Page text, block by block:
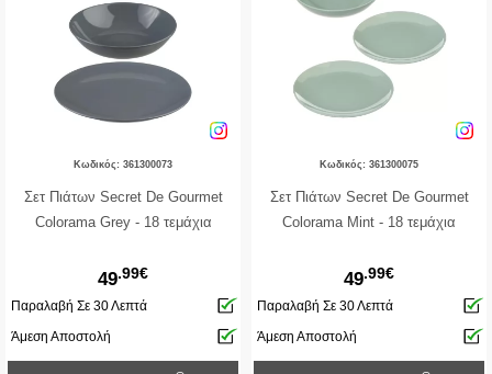
Κωδικός: 361300073
Σετ Πιάτων Secret De Gourmet
Colorama Grey - 18 τεμάχια
49.99€
Παραλαβή Σε 30 Λεπτά
Άμεση Αποστολή
Κωδικός: 361300075
Σετ Πιάτων Secret De Gourmet
Colorama Mint - 18 τεμάχια
49.99€
Παραλαβή Σε 30 Λεπτά
Άμεση Αποστολή